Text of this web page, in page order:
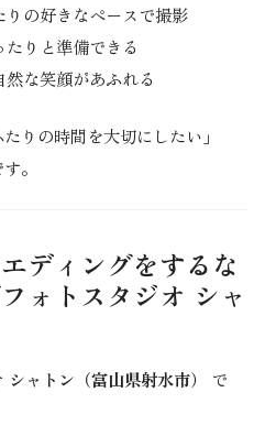
の好きなペースで撮影
りと準備できる
な笑顔があふれる
りの時間を大切にしたい」
。
ディングをするな
ォトスタジオ シャ
ャトン（富山県射水市）
で